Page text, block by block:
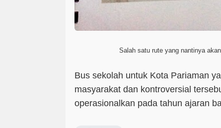
Salah satu rute yang nantinya
Bus sekolah untuk Kota Pariaman
masyarakat dan kontroversial
operasionalkan pada tahun ajaran